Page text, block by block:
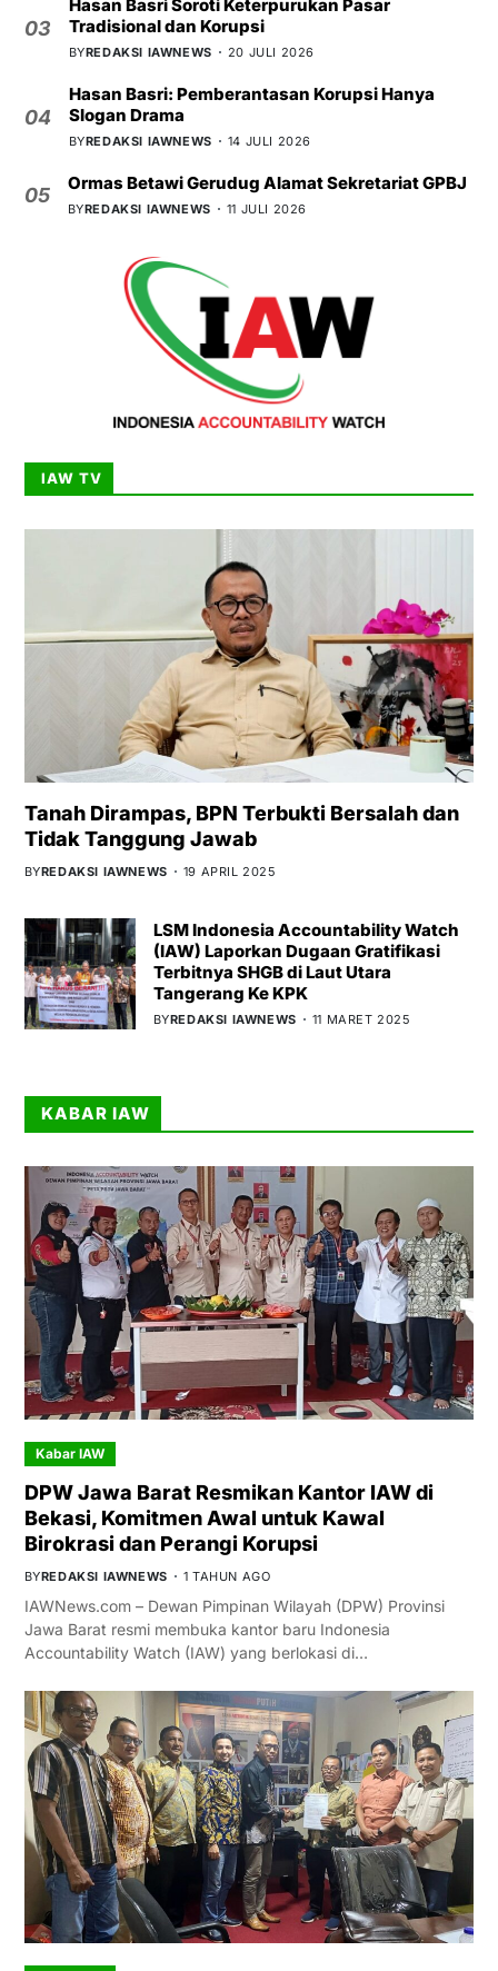
03
Hasan Basri Soroti Keterpurukan Pasar
Tradisional dan Korupsi
BYREDAKSI IAWNEWS 20 JULI 2026
04
Hasan Basri: Pemberantasan Korupsi Hanya
Slogan Drama
BYREDAKSI IAWNEWS 14 JULI 2026
05
Ormas Betawi Gerudug Alamat Sekretariat GPBJ
BYREDAKSI IAWNEWS 11 JULI 2026
IAW TV
Tanah Dirampas, BPN Terbukti Bersalah dan
Tidak Tanggung Jawab
BYREDAKSI IAWNEWS 19 APRIL 2025
LSM Indonesia Accountability Watch
(IAW) Laporkan Dugaan Gratifikasi
Terbitnya SHGB di Laut Utara
Tangerang Ke KPK
BYREDAKSI IAWNEWS 11 MARET 2025
KABAR IAW
Kabar IAW
DPW Jawa Barat Resmikan Kantor IAW di
Bekasi, Komitmen Awal untuk Kawal
Birokrasi dan Perangi Korupsi
BYREDAKSI IAWNEWS 1 TAHUN AGO
IAWNews.com – Dewan Pimpinan Wilayah (DPW) Provinsi
Jawa Barat resmi membuka kantor baru Indonesia
Accountability Watch (IAW) yang berlokasi di…